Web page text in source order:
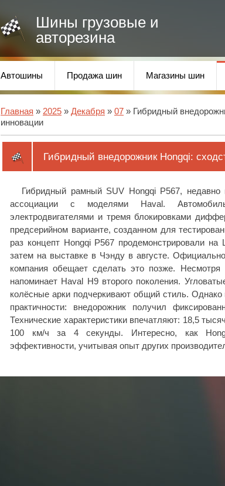
Шины грузовые и
авторезина
Автошины Продажа шин Магазины шин
Главная » 2025 » Декабря » 07 » Гибридный
инновации
Гибридный внедорожник Hongqi:
Гибридный рамный SUV Hongqi P567,
ассоциации с моделями Haval.
электродвигателями и тремя блокировками
предсерийном варианте, созданном для
раз концепт Hongqi P567 продемонстрировали
затем на выставке в Чэнду в августе.
компания обещает сделать это позже.
напоминает Haval H9 второго поколения.
колёсные арки подчеркивают общий стиль. Однако
практичности: внедорожник получил
Технические характеристики впечатляют: 18,5
100 км/ч за 4 секунды. Интересно, как
эффективности, учитывая опыт других